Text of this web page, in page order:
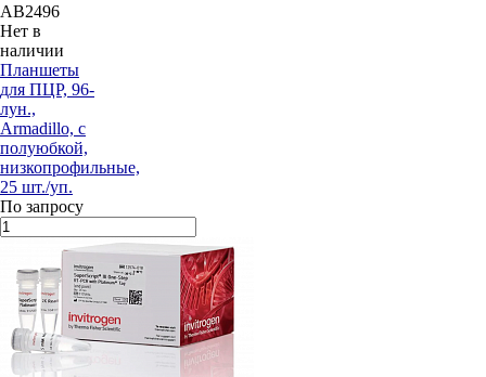
AB2496
Нет в
наличии
Планшеты
для ПЦР, 96-
лун.,
Armadillo, с
полуюбкой,
низкопрофильные,
25 шт./уп.
По запросу